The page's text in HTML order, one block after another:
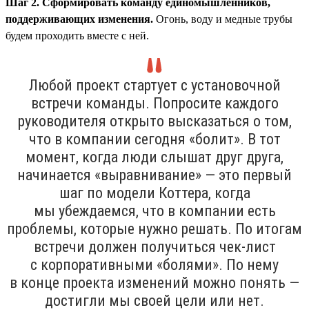
поддерживающих изменения. Огонь, воду и медные трубы
будем проходить вместе с ней.
Любой проект стартует с установочной
встречи команды. Попросите каждого
руководителя открыто высказаться о том,
что в компании сегодня «болит». В тот
момент, когда люди слышат друг друга,
начинается «выравнивание» — это первый
шаг по модели Коттера, когда
мы убеждаемся, что в компании есть
проблемы, которые нужно решать. По итогам
встречи должен получиться чек-лист
с корпоративными «болями». По нему
в конце проекта изменений можно понять —
достигли мы своей цели или нет.